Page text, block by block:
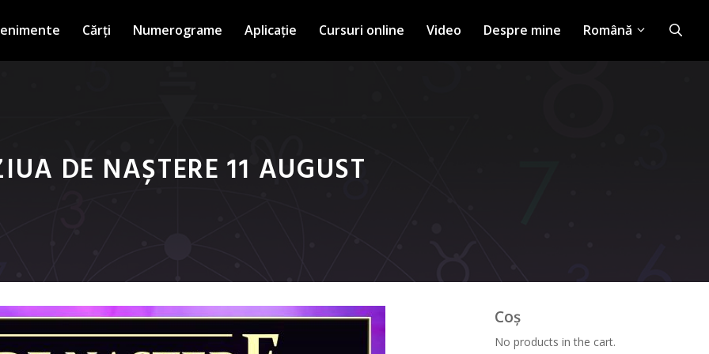
Cărți Numerograme Aplicație Cursuri online Video Despre mine Română
DE NAȘTERE 11 AUGUST
Coș
No products in the cart.